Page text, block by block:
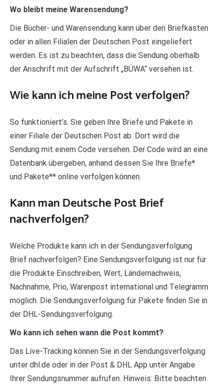
Wo bleibt meine Warensendung?
Die Bücher- und Warensendung kann über den Briefkasten
oder in allen Filialen der Deutschen Post eingeliefert
werden. Es ist zu beachten, dass die Sendung oberhalb
der Anschrift mit der Aufschrift „BÜWA“ versehen ist.
Wie kann ich meine Post verfolgen?
So funktioniert’s. Sie geben Ihre Briefe und Pakete in
einer Filiale der Deutschen Post ab. Dort wird die
Sendung mit einem Code versehen. Der Code wird an eine
Datenbank übergeben, anhand dessen Sie Ihre Briefe*
und Pakete** online verfolgen können.
Kann man Deutsche Post Brief
nachverfolgen?
Welche Produkte kann ich in der Sendungsverfolgung
Brief nachverfolgen? Eine Sendungsverfolgung ist nur für
die Produkte Einschreiben, Wert, Ländernachweis,
Nachnahme, Prio, Warenpost international und Telegramm
möglich. Die Sendungsverfolgung für Pakete finden Sie in
der DHL-Sendungsverfolgung.
Wo kann ich sehen wann die Post kommt?
Das Live-Tracking können Sie in der Sendungsverfolgung
unter dhl.de oder in der Post & DHL App unter Angabe
Ihrer Sendungsnummer aufrufen. Hinweis: Bitte beachten